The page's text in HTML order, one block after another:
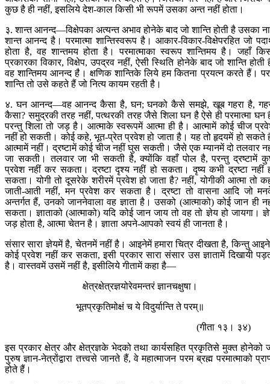
कुछ है ही नहीं, इसलिये देश-काल किसी भी रूपमें उसका अन्त नहीं होता।
३. शान्त आनन्द—विक्षेपका अत्यन्त अभाव होनेके बाद जो शान्ति होती है उसका
शान्त आनन्द है। परमात्मा शान्तिस्वरूप है। आकार-विकार-विक्षेपरहित जो
होता है, वह शान्तमय होता है। परमात्माका स्वरूप शान्तिमय है। जहाँ
प्रकारका विकार, विक्षेप, उपद्रव नहीं, ऐसी स्थिति होनेके बाद जो शान्ति होती
वह शान्तिमय आनन्द है। क्षणिक शान्तिके लिये हम कितना प्रयत्न करते हैं।
शान्ति तो उसे कहते हैं जो नित्य कायम रहती है।
४. घन आनन्द—वह आनन्द कैसा है, घन; घनको कैसे समझे, खूब गहरा है,
कैसा? समुद्रकी तरह नहीं, पत्थरकी तरह जैसे शिला घन है ऐसे ही परमात्मा घन
परन्तु शिला तो जड़ है। आत्माके स्वरूपमें आत्मा ही है। आत्मामें कोई चीज
नहीं हो सकती। कोई कहे, भूत-प्रेत प्रवेश हो जाता है। यह तो हृदयमें हो सकते
आत्मामें नहीं। द्रष्टामें कोई चीज नहीं घुस सकती। जैसे एक म्यानमें दो तलवार
जा सकती। तलवार जा भी सकती है, क्योंकि वहाँ पोल है, परन्तु द्रष्टामें
प्रवेश नहीं कर सकता। द्रष्टा दृश्य नहीं हो सकता। दृष्य कभी द्रष्टा नहीं
सकता। योगी तो दूसरेके शरीरमें प्रवेश हो जाता है? नहीं, योगीकी आत्मा तो
जाती-आती नहीं, मन प्रवेश कर सकता है। द्रष्टा तो वासना आदि जो
अन्तर्गत हैं, उनको जाननेवाला वह ज्ञाता है। उसको (आत्माको) कोई जान ही
सकता। ज्ञाताको (आत्माको) यदि कोई जान जाय तो वह तो ज्ञेय हो जायगा।
जड़ होता है, आत्मा चेतन है। ज्ञाता अपने-आपको स्वयं ही जानता है।
संसार सारा ज्ञेयमें है, चेतनमें नहीं है। आइनेमें हमारा चित्र दीखता है, किन्तु
कोई प्रवेश नहीं कर सकता, इसी प्रकार सारा संसार उस ज्ञातामें दिखायी
है। वास्तवमें उसमें नहीं है, इसीलिये गीतामें कहा है—
क्षेत्रक्षेत्रज्ञयोरेवमन्तरं ज्ञानचक्षुषा।
भूतप्रकृतिमोक्षं च ये विदुर्यान्ति ते परम्॥
(गीता १३। ३४)
इस प्रकार क्षेत्र और क्षेत्रज्ञके भेदको तथा कार्यसहित प्रकृतिसे मुक्त होनेको
पुरुष ज्ञान-नेत्रोंद्वारा तत्त्वसे जानते हैं, वे महात्माजन परम ब्रह्म परमात्माको
होते हैं।